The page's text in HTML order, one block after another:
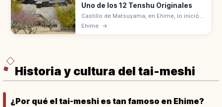
Uno de los 12 Tenshu Originales
Castillo de Matsuyama, en Ehime, lo inició
Kato Yoshiaki en 1602 sobre el monte
Ehime →
Historia y cultura del tai-meshi
¿Por qué el tai-meshi es tan famoso en Ehime?